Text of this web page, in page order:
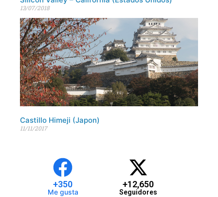
13/07/2018
Castillo Himeji (Japon)
11/11/2017
+350
Me gusta
+12,650
Seguidores